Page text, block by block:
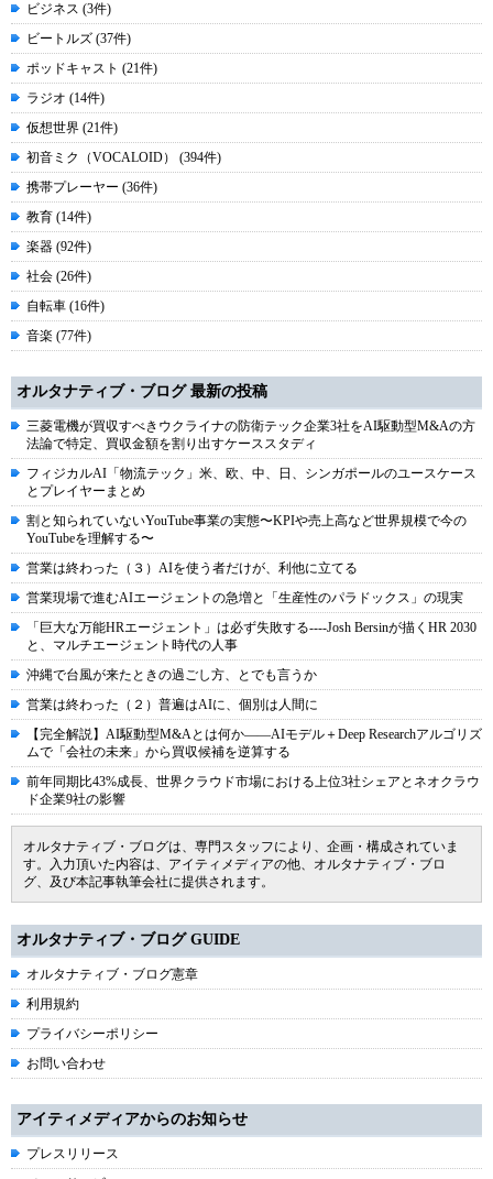
ビジネス (3件)
ビートルズ (37件)
ポッドキャスト (21件)
ラジオ (14件)
仮想世界 (21件)
初音ミク（VOCALOID） (394件)
携帯プレーヤー (36件)
教育 (14件)
楽器 (92件)
社会 (26件)
自転車 (16件)
音楽 (77件)
オルタナティブ・ブログ 最新の投稿
三菱電機が買収すべきウクライナの防衛テック企業3社をAI駆動型M&Aの方
法論で特定、買収金額を割り出すケーススタディ
フィジカルAI「物流テック」米、欧、中、日、シンガポールのユースケース
とプレイヤーまとめ
割と知られていないYouTube事業の実態〜KPIや売上高など世界規模で今の
YouTubeを理解する〜
営業は終わった（３）AIを使う者だけが、利他に立てる
営業現場で進むAIエージェントの急増と「生産性のパラドックス」の現実
「巨大な万能HRエージェント」は必ず失敗する----Josh Bersinが描くHR 2030
と、マルチエージェント時代の人事
沖縄で台風が来たときの過ごし方、とでも言うか
営業は終わった（２）普遍はAIに、個別は人間に
【完全解説】AI駆動型M&Aとは何か――AIモデル＋Deep Researchアルゴリズ
ムで「会社の未来」から買収候補を逆算する
前年同期比43%成長、世界クラウド市場における上位3社シェアとネオクラウ
ド企業9社の影響
オルタナティブ・ブログは、専門スタッフにより、企画・構成されていま
す。入力頂いた内容は、アイティメディアの他、オルタナティブ・ブロ
グ、及び本記事執筆会社に提供されます。
オルタナティブ・ブログ GUIDE
オルタナティブ・ブログ憲章
利用規約
プライバシーポリシー
お問い合わせ
アイティメディアからのお知らせ
プレスリリース